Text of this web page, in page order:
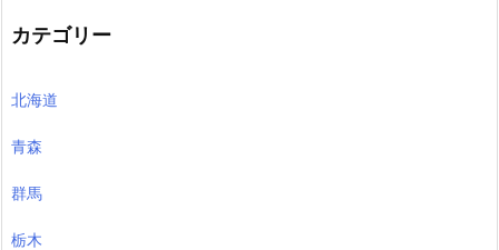
カテゴリー
北海道
青森
群馬
栃木